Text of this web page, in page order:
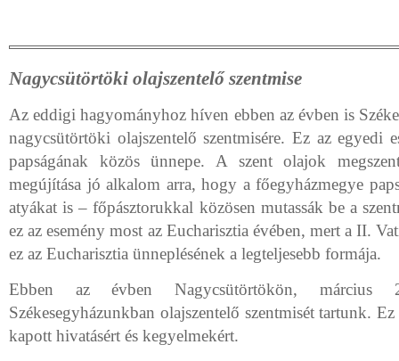
Nagycsütörtöki olajszentelő szentmise
Az eddigi hagyományhoz híven ebben az évben is
nagycsütörtöki olajszentelő szentmisére. Ez az egyedi
papságának közös ünnepe. A szent olajok
megújítása jó alkalom arra, hogy a főegyházmegye
atyákat is – főpásztorukkal közösen mutassák be a
ez az esemény most az Eucharisztia évében, mert a II.
ez az Eucharisztia ünneplésének a legteljesebb formája.
Ebben az évben Nagycsütörtökön,
Székesegyházunkban olajszentelő szentmisét tartunk.
kapott hivatásért és kegyelmekért.